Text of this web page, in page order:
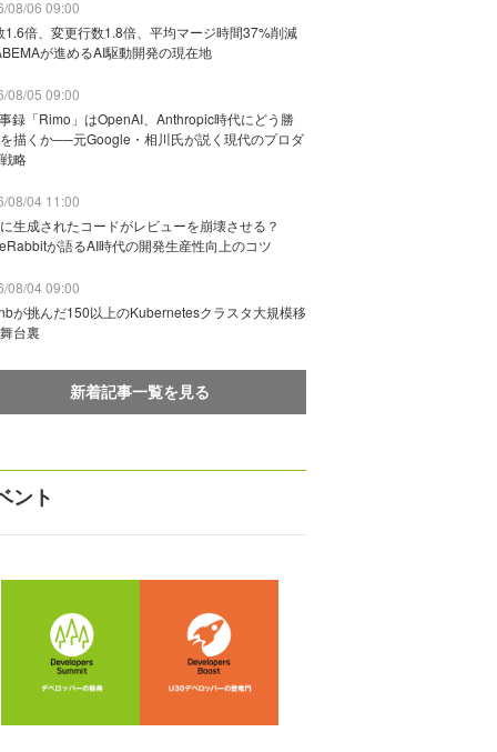
08/06 09:00
1.6倍、変更行数1.8倍、平均マージ時間37%削減
が進めるAI駆動開発の現在地
08/05 09:00
録「Rimo」はOpenAI、Anthropic時代にどう勝
描くか──元Google・相川氏が説く現代のプロダ
略
08/04 11:00
生成されたコードがレビューを崩壊させる？
が語るAI時代の開発生産性向上のコツ
08/04 09:00
が挑んだ150以上のKubernetesクラスタ大規模移
台裏
新着記事一覧を見る
ント